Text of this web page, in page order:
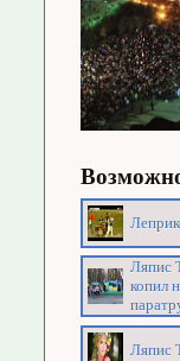
Ляпис
копил
Ляпис